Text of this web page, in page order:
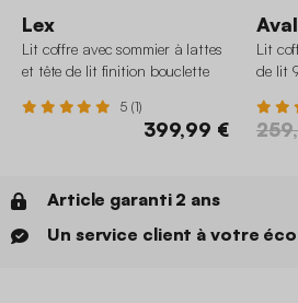
Lex
Lit coffre avec sommier à lattes
et tête de lit finition bouclette
5 (1)
399,99 €
Lit
de lit
Article garanti 2 ans
Un service client à votre